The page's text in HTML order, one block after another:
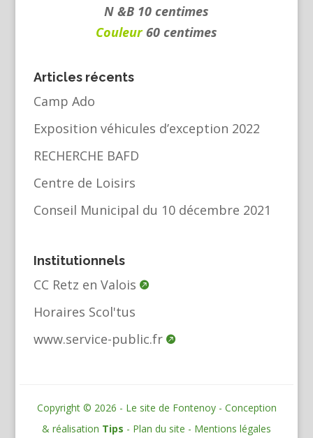
N &B 10 centimes
Couleur60 centimes
Articles récents
Camp Ado
Exposition véhicules d’exception 2022
RECHERCHE BAFD
Centre de Loisirs
Conseil Municipal du 10 décembre 2021
Institutionnels
CC Retz en Valois
Horaires Scol'tus
www.service-public.fr
Copyright © 2026 - Le site de Fontenoy - Conception
& réalisation Tips - Plan du site - Mentions légales